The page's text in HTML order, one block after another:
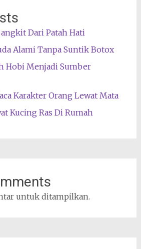
Dari Patah Hati
Alami Tanpa Suntik Botox
Hobi Menjadi Sumber
Karakter Orang Lewat Mata
Kucing Ras Di Rumah
untuk ditampilkan.